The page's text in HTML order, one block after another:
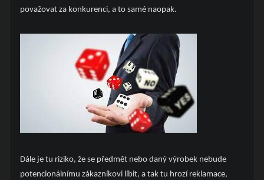
považovat za konkurenci, a to samé naopak.
Dále je tu riziko, že se předmět nebo daný výrobek nebude
potencionálnímu zákazníkovi líbit, a tak tu hrozí reklamace,